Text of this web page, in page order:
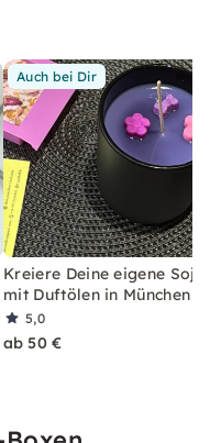
Auch bei Dir
Kreiere Deine eigene
mit Duftölen in München
5,0
ab 50 €